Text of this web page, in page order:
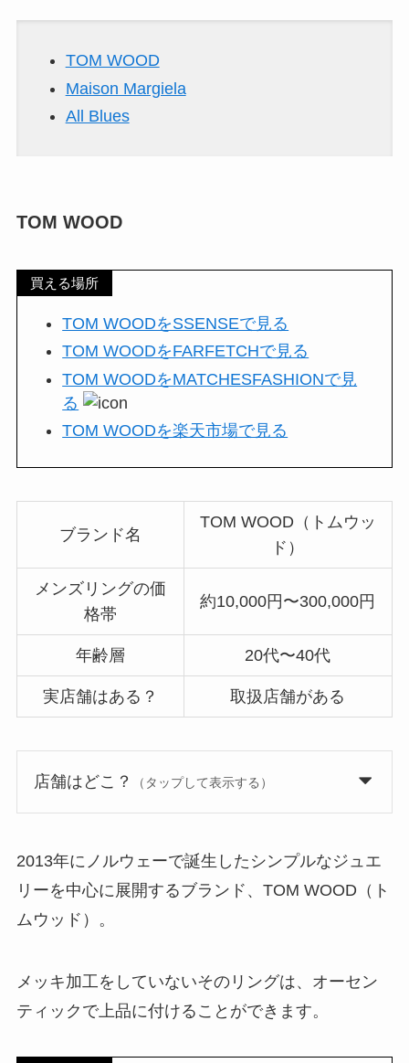
TOM WOOD
Maison Margiela
All Blues
TOM WOOD
買える場所
TOM WOODをSSENSEで見る
TOM WOODをFARFETCHで見る
TOM WOODをMATCHESFASHIONで見
る
TOM WOODを楽天市場で見る
ブランド名
TOM WOOD（トムウッ
ド）
メンズリングの価
格帯
約10,000円〜300,000円
年齢層 20代〜40代
実店舗はある？ 取扱店舗がある
店舗はどこ？ （タップして表示する）
2013年にノルウェーで誕生したシンプルなジュエ
リーを中心に展開するブランド、TOM WOOD（ト
ムウッド）。
メッキ加工をしていないそのリングは、オーセン
ティックで上品に付けることができます。